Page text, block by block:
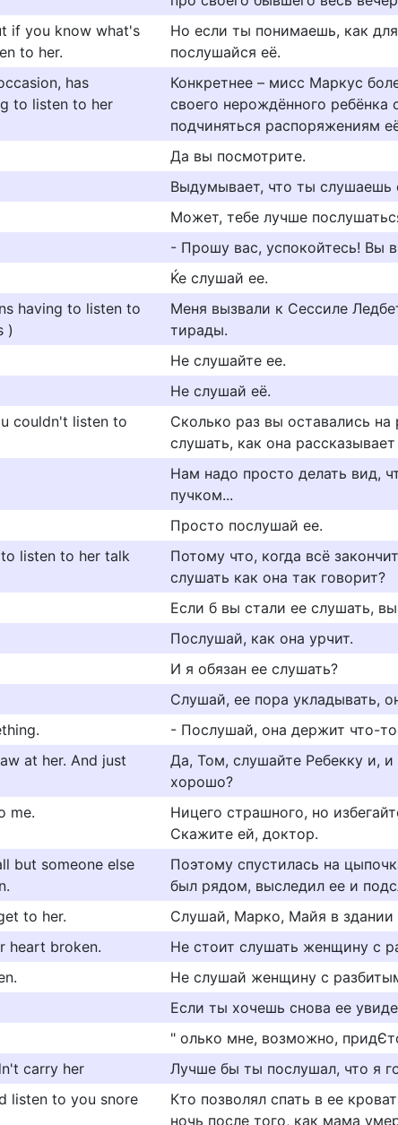
if you know what's
to her.
Но если ты понимаешь, как
послушайся её.
has
to listen to her
Конкретнее – мисс Маркус
своего нерождённого ребёнка
подчиняться распоряжениям
Да вы посмотрите.
Выдумывает, что ты слушаешь
Может, тебе лучше
- Прошу вас, успокойтесь! Вы
Ќе слушай ее.
having to listen to
)
Меня вызвали к Сессиле
тирады.
Не слушайте ее.
Не слушай её.
couldn't listen to
Сколько раз вы оставались на
слушать, как она
Нам надо просто делать вид,
пучком...
Просто послушай ее.
listen to her talk
Потому что, когда всё
слушать как она так говорит?
Если б вы стали ее слушать,
Послушай, как она урчит.
И я обязан ее слушать?
Слушай, ее пора укладывать,
- Послушай, она держит что-то
at her. And just
Да, Том, слушайте Ребекку и, и
хорошо?
me.
Ницего страшного, но
Скажите ей, доктор.
but someone else
Поэтому спустилась на
был рядом, выследил ее и
to her.
Слушай, Марко, Майя в здании
heart broken.
Не стоит слушать женщину с
Не слушай женщину с
Если ты хочешь снова ее
" олько мне, возможно,
carry her
Лучше бы ты послушал, что я
listen to you snore
Кто позволял спать в ее
ночь после того, как мама